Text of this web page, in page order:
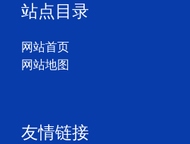
站点目录
网站首页
网站地图
友情链接